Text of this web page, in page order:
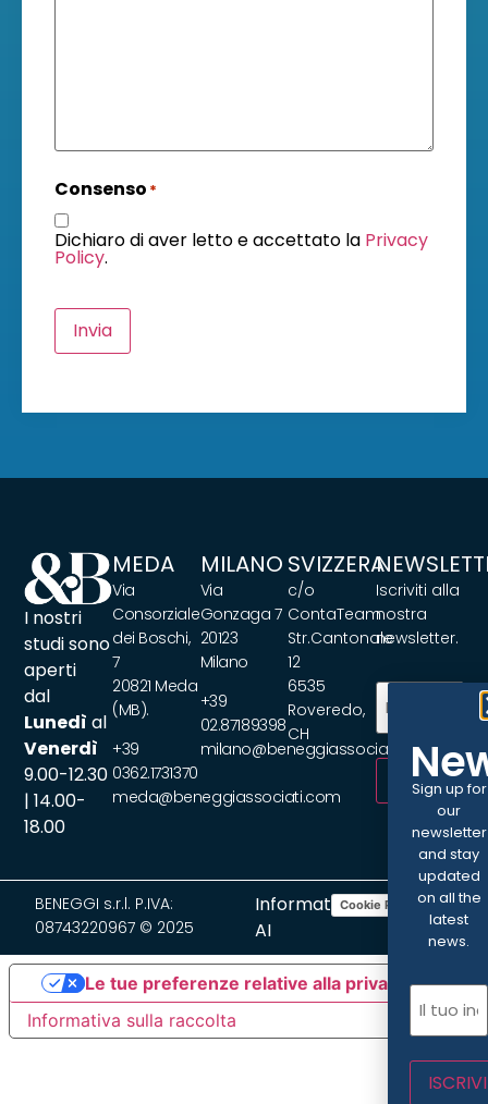
Consenso *
Dichiaro di aver letto e accettato la Privacy
Policy.
Invia
I nostri
studi sono
aperti
dal
Lunedì al
Venerdì
9.00-12.30
| 14.00-
18.00
MEDA
Via
Consorziale
dei Boschi,
7
20821 Meda
(MB).
+39
0362.1731370
meda@beneggiassociati.com
MILANO
Via
Gonzaga 7
20123
Milano
+39
02.87189398
milano@beneggiassociati.com
SVIZZERA
c/o
ContaTeam
Str.Cantonale
12
6535
Roveredo,
CH
Iscriviti alla
nostra
newsletter.
Email
ISCRIVITI
BENEGGI s.r.l. P.IVA:
08743220967 © 2025
Informativa
AI
Cookie PolicyPrivacy Policy
Informativa sulla raccolta
Le tue preferenze relative alla privacy
Sign up for
our
newsletter
and stay
updated
on all the
latest
news.
Email